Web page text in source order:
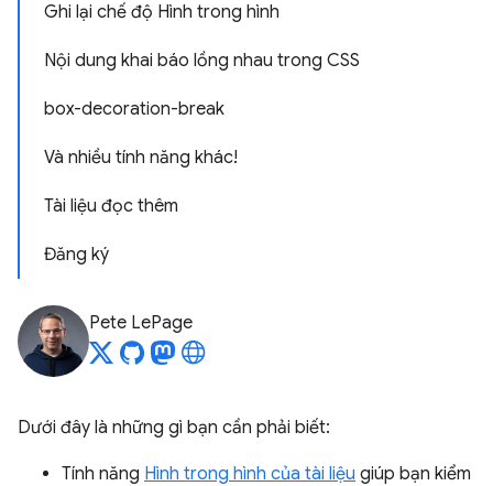
Ghi lại chế độ Hình trong hình
Nội dung khai báo lồng nhau trong CSS
box-decoration-break
Và nhiều tính năng khác!
Tài liệu đọc thêm
Đăng ký
Pete LePage
Dưới đây là những gì bạn cần phải biết:
Tính năng Hình trong hình của tài liệu giúp bạn kiểm